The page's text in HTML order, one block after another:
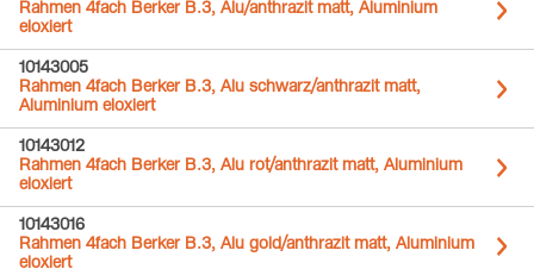
Rahmen 4fach Berker B.3, Alu/anthrazit matt, Aluminium
eloxiert
10143005
Rahmen 4fach Berker B.3, Alu schwarz/anthrazit matt,
Aluminium eloxiert
10143012
Rahmen 4fach Berker B.3, Alu rot/anthrazit matt, Aluminium
eloxiert
10143016
Rahmen 4fach Berker B.3, Alu gold/anthrazit matt, Aluminium
eloxiert